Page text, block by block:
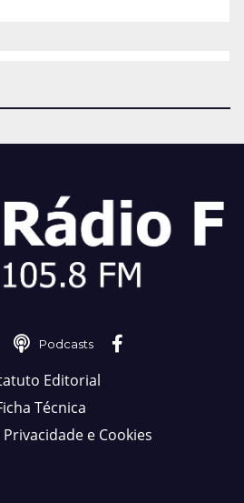
Podcasts
Editorial
Técnica
e Cookies